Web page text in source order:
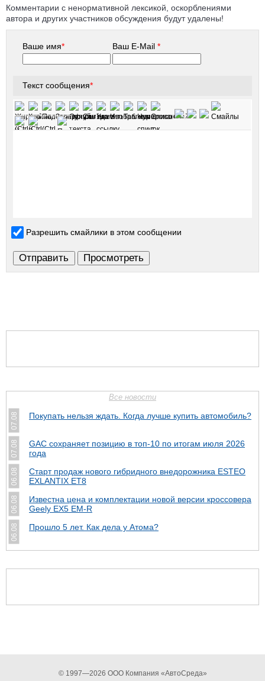
Комментарии с ненормативной лексикой, оскорблениями
автора и других участников обсуждения будут удалены!
Ваше имя* Ваш E-Mail*
Текст сообщения*
Разрешить смайлики в этом сообщении
Все новости
07.08 Покупать нельзя ждать. Когда лучше купить автомобиль?
07.08
GAC сохраняет позицию в топ-10 по итогам июля 2026
года
06.08
Старт продаж нового гибридного внедорожника ESTEO
EXLANTIX ET8
06.08
Известна цена и комплектации новой версии кроссовера
Geely EX5 EM-R
06.08 Прошло 5 лет. Как дела у Атома?
© 1997—2026 ООО Компания «АвтоСреда»